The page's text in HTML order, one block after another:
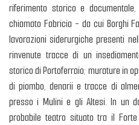
riferimento storico e
chiamato Fabricia - da cui Borghi
lavorazioni siderurgiche presenti
rinvenute tracce di un
storico di Portoferraio; murature in
di piombo, denarii e tracce di
presso i Mulini e gli Altesi. In un
probabile teatro situato tra il